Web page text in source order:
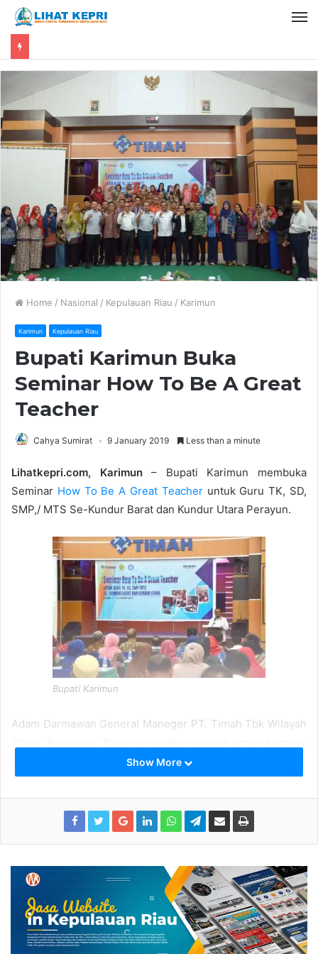
Home / Nasional / Kepulauan Riau / Karimun
Karimun Kepulauan Riau
Bupati Karimun Buka
Seminar How To Be A Great
Teacher
Cahya Sumirat 9 January 2019 Less than a minute
Lihatkepri.com, Karimun– Bupati Karimun membuka
Seminar How To Be A Great Teacheruntuk Guru TK, SD,
SMP,/ MTS Se-Kundur Barat dan Kundur Utara Perayun.
Bupati Karimun
Adam Darmawan General Maneger PT. Timah Tbk Wilayah
ini bertujuan untuk meningkatkan spirit dan ketrampilan
para guru dalam pembelajaran.
Secara khusus seminar ini dimaksudkan agar peserta
Memahami konsep Pembelajaran yang hakiki untuk
mewujudkan siswa yang cerdas, berkarakter dan
kreatif.
Mencontoh semangat dan spirit untuk menjadi
seorang pendidik yang sebenarnya dari para
Show More